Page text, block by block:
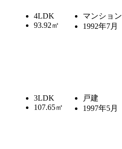
4LDK
93.92㎡
マンション
1992年7月
3LDK
107.65㎡
戸建
1997年5月